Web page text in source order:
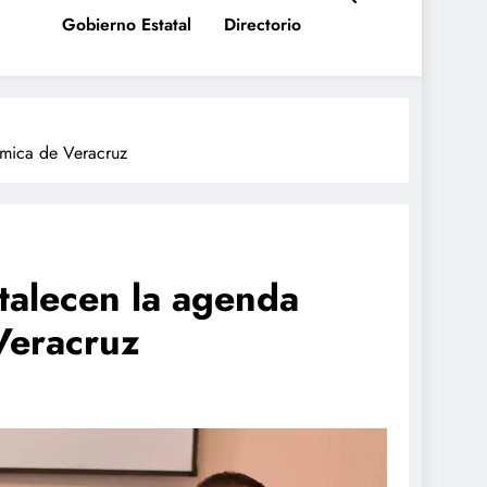
Gobierno Estatal Directorio
de Veracruz
la agenda